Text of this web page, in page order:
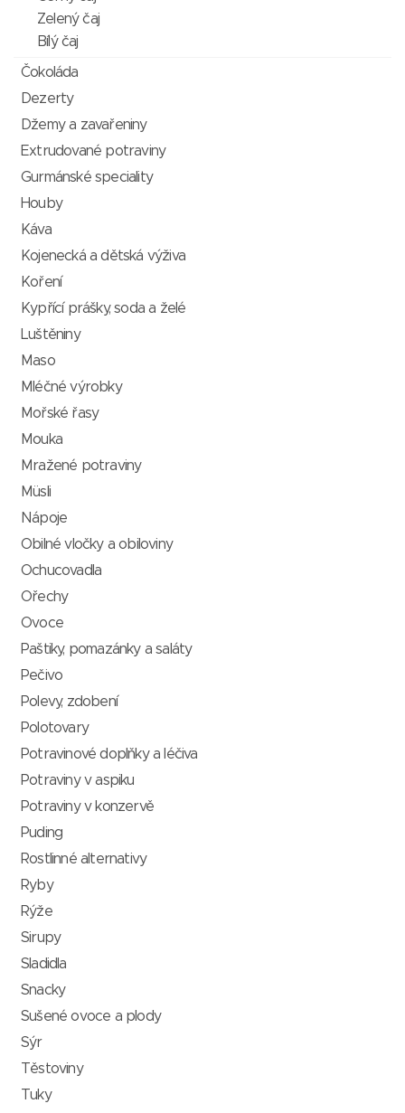
Zelený čaj
Bílý čaj
Čokoláda
Dezerty
Džemy a zavařeniny
Extrudované potraviny
Gurmánské speciality
Houby
Káva
Kojenecká a dětská výživa
Koření
Kypřící prášky, soda a želé
Luštěniny
Maso
Mléčné výrobky
Mořské řasy
Mouka
Mražené potraviny
Müsli
Nápoje
Obilné vločky a obiloviny
Ochucovadla
Ořechy
Ovoce
Paštiky, pomazánky a saláty
Pečivo
Polevy, zdobení
Polotovary
Potravinové doplňky a léčiva
Potraviny v aspiku
Potraviny v konzervě
Puding
Rostlinné alternativy
Ryby
Rýže
Sirupy
Sladidla
Snacky
Sušené ovoce a plody
Sýr
Těstoviny
Tuky